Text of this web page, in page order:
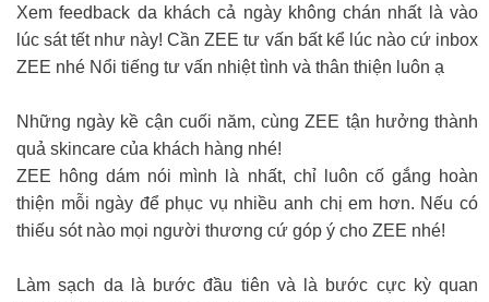
Xem feedback da khách cả ngày không chán nhất là vào
lúc sát tết như này! Cần ZEE tư vấn bất kể lúc nào cứ inbox
ZEE nhé Nổi tiếng tư vấn nhiệt tình và thân thiện luôn ạ
Những ngày kề cận cuối năm, cùng ZEE tận hưởng thành
quả skincare của khách hàng nhé!
ZEE hông dám nói mình là nhất, chỉ luôn cố gắng hoàn
thiện mỗi ngày để phục vụ nhiều anh chị em hơn. Nếu có
thiếu sót nào mọi người thương cứ góp ý cho ZEE nhé!
Làm sạch da là bước đầu tiên và là bước cực kỳ quan